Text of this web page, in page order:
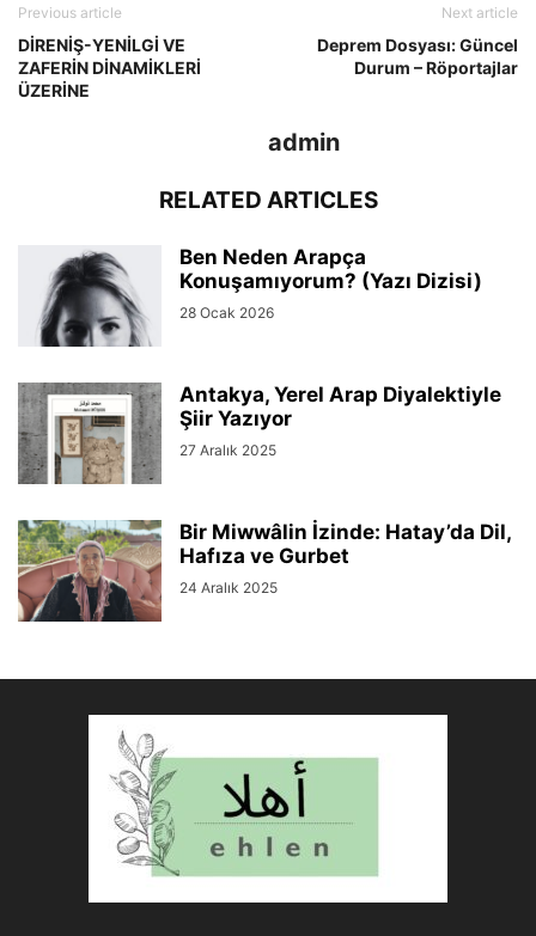
Previous article
DİRENİŞ-YENİLGİ VE
ZAFERİN DİNAMİKLERİ
ÜZERİNE
Next article
Deprem Dosyası: Güncel
Durum – Röportajlar
admin
RELATED ARTICLES
Ben Neden Arapça
Konuşamıyorum? (Yazı Dizisi)
28 Ocak 2026
Antakya, Yerel Arap Diyalektiyle
Şiir Yazıyor
27 Aralık 2025
Bir Miwwâlin İzinde: Hatay’da Dil,
Hafıza ve Gurbet
24 Aralık 2025